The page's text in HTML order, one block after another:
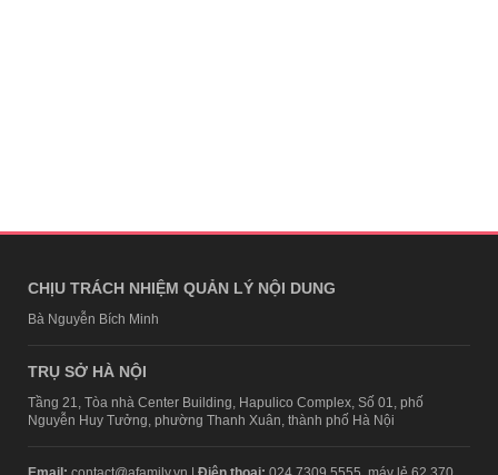
CHỊU TRÁCH NHIỆM QUẢN LÝ NỘI DUNG
Bà Nguyễn Bích Minh
TRỤ SỞ HÀ NỘI
Tầng 21, Tòa nhà Center Building, Hapulico Complex, Số 01, phố
Nguyễn Huy Tưởng, phường Thanh Xuân, thành phố Hà Nội